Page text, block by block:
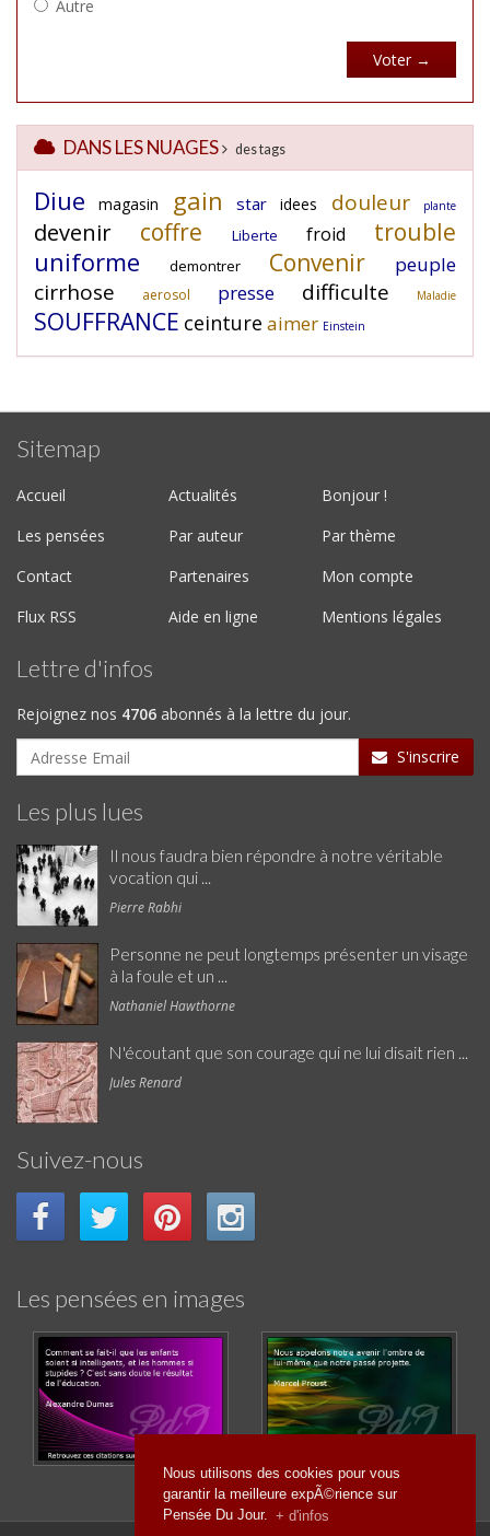
Nous utilisons des cookies pour vous
garantir la meilleure expÃ©rience sur
Pensée Du Jour. + d'infos
DANS LES NUAGES des tags
Diue magasin gain star idees douleur plante
devenir coffre Liberte froid trouble
uniforme demontrer Convenir peuple
cirrhose aerosol presse difficulte Maladie
SOUFFRANCE ceinture aimer Einstein
Sitemap
Accueil Actualités
Bonjour !
Les pensées
Par auteur
Par thème
Contact
Partenaires
Mon compte
Flux RSS
Aide en ligne Mentions légales
Lettre d'infos
Rejoignez nos 4706 abonnés à la lettre du jour.
S'inscrire
Les plus lues
Il nous faudra bien répondre à notre véritable
vocation qui ...
Pierre Rabhi
Personne ne peut longtemps présenter un visage
à la foule et un ...
Nathaniel Hawthorne
N'écoutant que son courage qui ne lui disait rien ...
Jules Renard
Suivez-nous
Les pensées en images